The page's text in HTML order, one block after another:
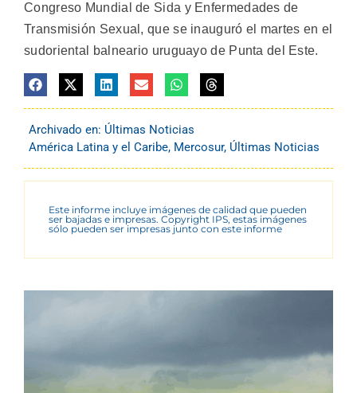
Congreso Mundial de Sida y Enfermedades de
Transmisión Sexual, que se inauguró el martes en el
sudoriental balneario uruguayo de Punta del Este.
Archivado en: Últimas Noticias
América Latina y el Caribe, Mercosur, Últimas Noticias
Este informe incluye imágenes de calidad que pueden
ser bajadas e impresas. Copyright IPS, estas imágenes
sólo pueden ser impresas junto con este informe